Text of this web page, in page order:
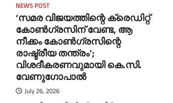
NEWS POST
‘സമര വിജയത്തിന്റെ ക്രെഡിറ്റ്
കോണ്‍ഗ്രസിന് വേണ്ട, ആ
നീക്കം കോണ്‍ഗ്രസിന്റെ
രാഷ്ട്രീയ തന്ത്രം’;
വിശദീകരണവുമായി കെ.സി.
വേണുഗോപാല്‍
July 26, 2026